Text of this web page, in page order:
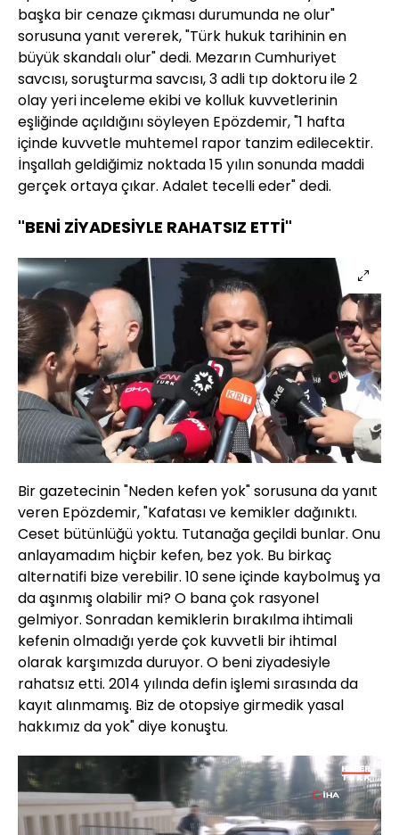
başka bir cenaze çıkması durumunda ne olur"
sorusuna yanıt vererek, "Türk hukuk tarihinin en
büyük skandalı olur" dedi. Mezarın Cumhuriyet
savcısı, soruşturma savcısı, 3 adli tıp doktoru ile 2
olay yeri inceleme ekibi ve kolluk kuvvetlerinin
eşliğinde açıldığını söyleyen Epözdemir, "1 hafta
içinde kuvvetle muhtemel rapor tanzim edilecektir.
İnşallah geldiğimiz noktada 15 yılın sonunda maddi
gerçek ortaya çıkar. Adalet tecelli eder" dedi.
"BENİ ZİYADESİYLE RAHATSIZ ETTİ"
Bir gazetecinin "Neden kefen yok" sorusuna da yanıt
veren Epözdemir, "Kafatası ve kemikler dağınıktı.
Ceset bütünlüğü yoktu. Tutanağa geçildi bunlar. Onu
anlayamadım hiçbir kefen, bez yok. Bu birkaç
alternatifi bize verebilir. 10 sene içinde kaybolmuş ya
da aşınmış olabilir mi? O bana çok rasyonel
gelmiyor. Sonradan kemiklerin bırakılma ihtimali
kefenin olmadığı yerde çok kuvvetli bir ihtimal
olarak karşımızda duruyor. O beni ziyadesiyle
rahatsız etti. 2014 yılında defin işlemi sırasında da
kayıt alınmamış. Biz de otopsiye girmedik yasal
hakkımız da yok" diye konuştu.